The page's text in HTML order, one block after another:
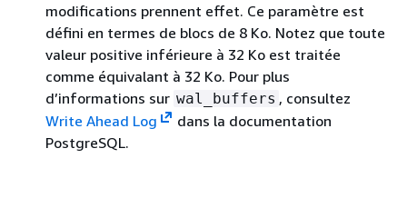
modifications prennent effet. Ce paramètre est
défini en termes de blocs de 8 Ko. Notez que toute
valeur positive inférieure à 32 Ko est traitée
comme équivalant à 32 Ko. Pour plus
d’informations sur wal_buffers , consultez
Write Ahead Log
dans la documentation
PostgreSQL.